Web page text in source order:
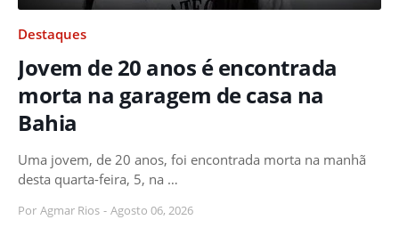
Destaques
Jovem de 20 anos é encontrada
morta na garagem de casa na
Bahia
Uma jovem, de 20 anos, foi encontrada morta na manhã
desta quarta-feira, 5, na …
Por Agmar Rios - Agosto 06, 2026